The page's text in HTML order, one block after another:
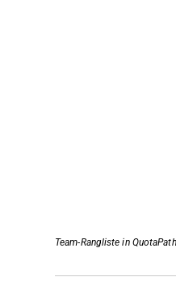
Team-Rangliste in QuotaPath